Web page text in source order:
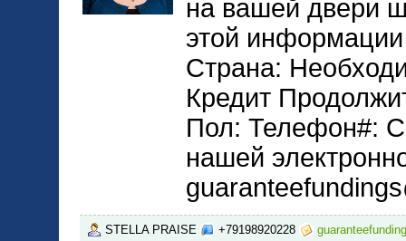
на вашей двери
этой
Страна:
Кредит
Пол: Телефон#:
нашей
STELLA PRAISE +79198920228